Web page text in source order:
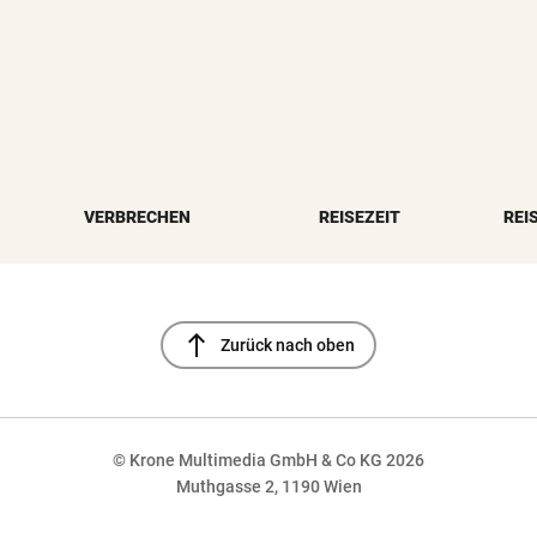
VERBRECHEN REISEZEIT
north Zurück nach oben
© Krone Multimedia GmbH & Co KG 2026
Muthgasse 2, 1190 Wien